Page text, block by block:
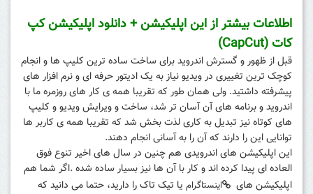
اطلاعات بیشتر از این اپلیکیشن + دانلود اپلیکیشن کپ
کات (CapCut)
قبل از ظهور و گسترش اندروید برای ساخت ساده ترین کلیپ ها و انجام
کوچک ترین تغییری در ویدیو نیاز به یک ادیتور حرفه ای و نرم افزار های
پیشرفته داشتید. ولی همان طور که تقریبا همه ی کار های روزمره ما با
اندروید و برنامه های آن آسان تر شد، ساخت و ویرایش ویدیو و کلیپ
های کوتاه نیز تبدیل به کاری لذت بخش شد که تقریبا همه ی کاربر ها
توانایی این را دارند که آن را به آسانی انجام دهند.
این اپلیکیشن های اندرویدی هم چنین در سال های اخیر تنوع فوق
العاده ای پیدا کرده اند و کار با آن ها نیز بسیار ساده شده .اگر شما هم
اپلیکیشن های
اینستاگرامیا تیک تاک را دارید، حتما می دانید که